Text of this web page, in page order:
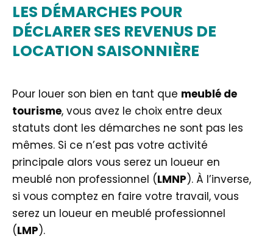
LES DÉMARCHES POUR
DÉCLARER SES REVENUS DE
LOCATION SAISONNIÈRE
Pour louer son bien en tant que meublé de
tourisme, vous avez le choix entre deux
statuts dont les démarches ne sont pas les
mêmes. Si ce n’est pas votre activité
principale alors vous serez un loueur en
meublé non professionnel (LMNP). À l’inverse,
si vous comptez en faire votre travail, vous
serez un loueur en meublé professionnel
(LMP).